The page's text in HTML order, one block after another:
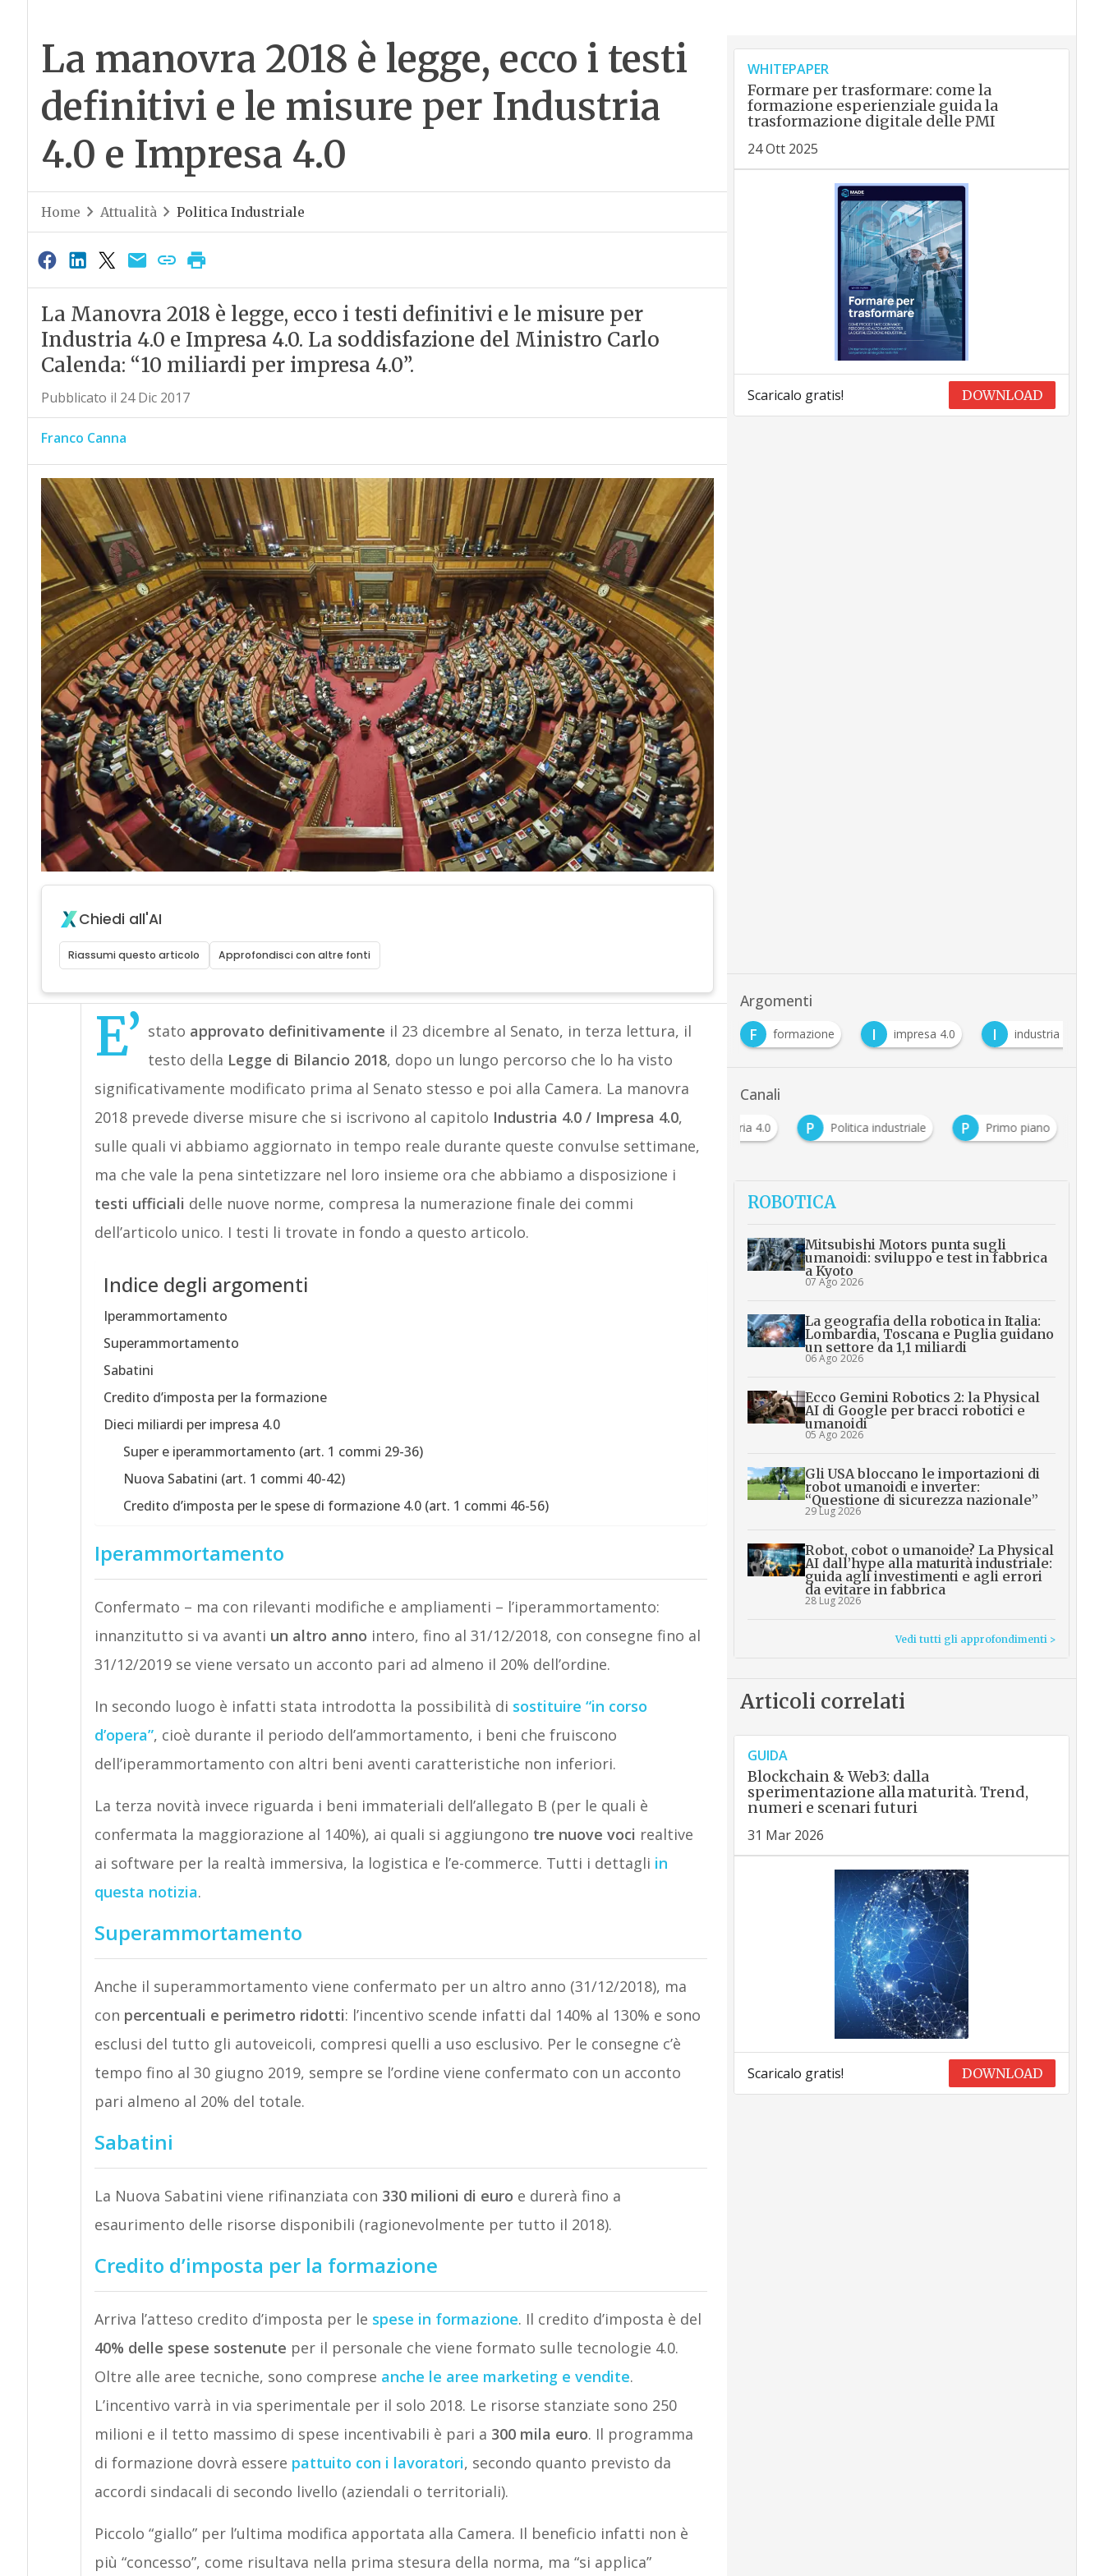
La manovra 2018 è legge, ecco i testi
definitivi e le misure per Industria
4.0 e Impresa 4.0
Home Attualità Politica Industriale
La Manovra 2018 è legge, ecco i testi definitivi e le misure per
Industria 4.0 e Impresa 4.0. La soddisfazione del Ministro Carlo
Calenda: “10 miliardi per impresa 4.0”.
Pubblicato il 24 Dic 2017
Franco Canna
Chiedi all'AI
Riassumi questo articolo Approfondisci con altre fonti
E’ stato approvato definitivamente il 23 dicembre al Senato, in terza lettura, il
testo della Legge di Bilancio 2018, dopo un lungo percorso che lo ha visto
significativamente modificato prima al Senato stesso e poi alla Camera. La manovra
2018 prevede diverse misure che si iscrivono al capitolo Industria 4.0 / Impresa 4.0,
sulle quali vi abbiamo aggiornato in tempo reale durante queste convulse settimane,
ma che vale la pena sintetizzare nel loro insieme ora che abbiamo a disposizione i
testi ufficiali delle nuove norme, compresa la numerazione finale dei commi
dell’articolo unico. I testi li trovate in fondo a questo articolo.
Indice degli argomenti
Iperammortamento
Superammortamento
Sabatini
Credito d’imposta per la formazione
Dieci miliardi per impresa 4.0
Super e iperammortamento (art. 1 commi 29-36)
Nuova Sabatini (art. 1 commi 40-42)
Credito d’imposta per le spese di formazione 4.0 (art. 1 commi 46-56)
Iperammortamento
Confermato – ma con rilevanti modifiche e ampliamenti – l’iperammortamento:
innanzitutto si va avanti un altro anno intero, fino al 31/12/2018, con consegne fino al
31/12/2019 se viene versato un acconto pari ad almeno il 20% dell’ordine.
In secondo luogo è infatti stata introdotta la possibilità di sostituire “in corso
d’opera”, cioè durante il periodo dell’ammortamento, i beni che fruiscono
dell’iperammortamento con altri beni aventi caratteristiche non inferiori.
La terza novità invece riguarda i beni immateriali dell’allegato B (per le quali è
confermata la maggiorazione al 140%), ai quali si aggiungono tre nuove voci realtive
ai software per la realtà immersiva, la logistica e l’e-commerce. Tutti i dettagli in
questa notizia.
Superammortamento
Anche il superammortamento viene confermato per un altro anno (31/12/2018), ma
con percentuali e perimetro ridotti: l’incentivo scende infatti dal 140% al 130% e sono
esclusi del tutto gli autoveicoli, compresi quelli a uso esclusivo. Per le consegne c’è
tempo fino al 30 giugno 2019, sempre se l’ordine viene confermato con un acconto
pari almeno al 20% del totale.
Sabatini
La Nuova Sabatini viene rifinanziata con 330 milioni di euro e durerà fino a
esaurimento delle risorse disponibili (ragionevolmente per tutto il 2018).
Credito d’imposta per la formazione
Arriva l’atteso credito d’imposta per le spese in formazione. Il credito d’imposta è del
40% delle spese sostenute per il personale che viene formato sulle tecnologie 4.0.
Oltre alle aree tecniche, sono comprese anche le aree marketing e vendite.
L’incentivo varrà in via sperimentale per il solo 2018. Le risorse stanziate sono 250
milioni e il tetto massimo di spese incentivabili è pari a 300 mila euro. Il programma
di formazione dovrà essere pattuito con i lavoratori, secondo quanto previsto da
accordi sindacali di secondo livello (aziendali o territoriali).
Piccolo “giallo” per l’ultima modifica apportata alla Camera. Il beneficio infatti non è
più “concesso”, come risultava nella prima stesura della norma, ma “si applica”
WHITEPAPER
Formare per trasformare: come la
formazione esperienziale guida la
trasformazione digitale delle PMI
24 Ott 2025
Scaricalo gratis! DOWNLOAD
Argomenti
C
credito d'imposta F formazione I impresa 4.0 I industria 4.0
Canali
Industria 4.0 P Politica industriale P Primo piano
ROBOTICA
Mitsubishi Motors punta sugli
umanoidi: sviluppo e test in fabbrica
a Kyoto
07 Ago 2026
La geografia della robotica in Italia:
Lombardia, Toscana e Puglia guidano
un settore da 1,1 miliardi
06 Ago 2026
Ecco Gemini Robotics 2: la Physical
AI di Google per bracci robotici e
umanoidi
05 Ago 2026
Gli USA bloccano le importazioni di
robot umanoidi e inverter:
“Questione di sicurezza nazionale”
29 Lug 2026
Robot, cobot o umanoide? La Physical
AI dall’hype alla maturità industriale:
guida agli investimenti e agli errori
da evitare in fabbrica
28 Lug 2026
Vedi tutti gli approfondimenti >
Articoli correlati
GUIDA
Blockchain & Web3: dalla
sperimentazione alla maturità. Trend,
numeri e scenari futuri
31 Mar 2026
Scaricalo gratis! DOWNLOAD